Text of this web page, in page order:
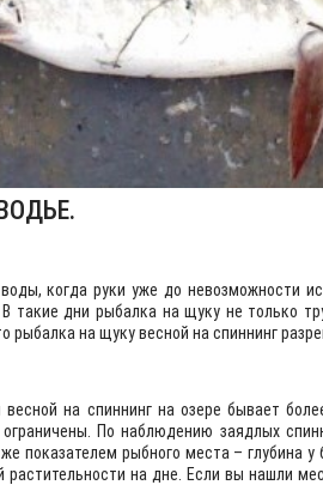
когда руки уже до невозможности
дни рыбалка на щуку не только
на щуку весной на спиннинг
на спиннинг на озере бывает
По наблюдению заядлых
рыбного места – глубина у
на дне. Если вы нашли